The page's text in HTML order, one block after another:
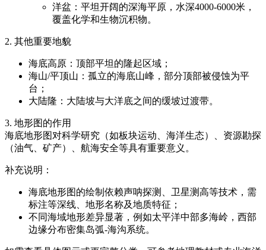
洋盆：平坦开阔的深海平原，水深4000-6000米，
覆盖化学和生物沉积物。
2. 其他重要地貌
海底高原：顶部平坦的隆起区域；
海山/平顶山：孤立的海底山峰，部分顶部被侵蚀为平
台；
大陆隆：大陆坡与大洋底之间的缓坡过渡带。
3. 地形图的作用
海底地形图对科学研究（如板块运动、海洋生态）、资源勘探
（油气、矿产）、航海安全等具有重要意义。
补充说明：
海底地形图的绘制依赖声呐探测、卫星测高等技术，需
标注等深线、地形名称及地质特征；
不同海域地形差异显著，例如太平洋中部多海岭，西部
边缘分布密集岛弧-海沟系统。